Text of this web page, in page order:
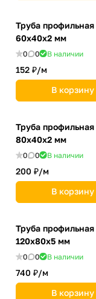
Труба профильная
60х40х2 мм
0 0 В наличии
152 ₽/м
В корзину
Труба профильная
80х40х2 мм
0 0 В наличии
200 ₽/м
В корзину
Труба профильная
120х80х5 мм
0 0 В наличии
740 ₽/м
В корзину